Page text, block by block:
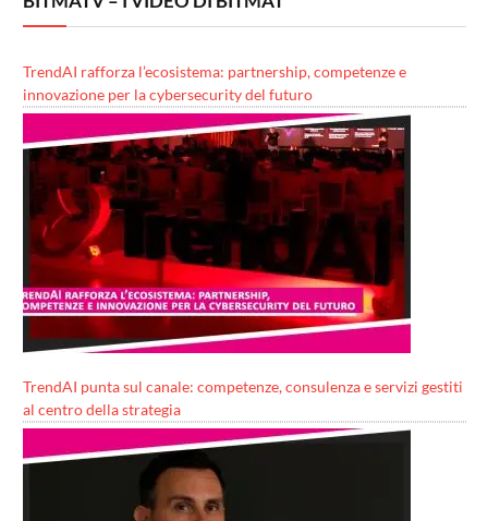
TrendAI rafforza l’ecosistema: partnership, competenze e
innovazione per la cybersecurity del futuro
TrendAI punta sul canale: competenze, consulenza e servizi gestiti
al centro della strategia